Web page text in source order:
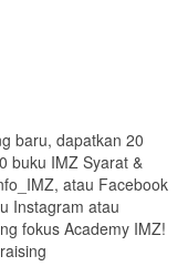
baru, dapatkan 20
buku IMZ Syarat &
atau Facebook
Instagram atau
fokus Academy IMZ!